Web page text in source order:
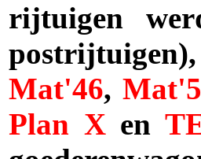
rijtuigen
Mat'46,
Plan Xen